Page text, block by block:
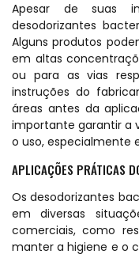
Apesar de suas
desodorizantes
Alguns produtos
em altas
ou para as vias
instruções do
áreas antes da
importante garantir a
o uso, especialmente
APLICAÇÕES PRÁTICAS
Os desodorizantes
em diversas
comerciais, como
manter a higiene e o